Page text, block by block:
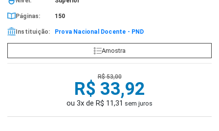
Páginas: 150
Instituição: Prova Nacional Docente - PND
Amostra
R$ 53,00
R$ 33,92
ou 3x de R$ 11,31 sem juros